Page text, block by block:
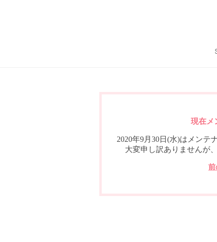
現在メ
2020年9月30日(水)はメンテ
大変申し訳ありませんが
前